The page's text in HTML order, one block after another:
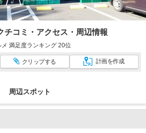
チコミ・アクセス・周辺情報
満足度ランキング 20位
クリップする 計画を作成
周辺スポット